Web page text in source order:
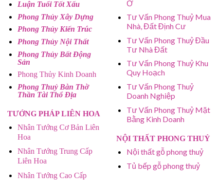
Luận Tuổi Tốt Xấu
Phong Thủy Xây Dựng
Phong Thủy Kiến Trúc
Phong Thủy Nội Thất
Phong Thủy Bất Động
Sản
Phong Thủy Kinh Doanh
Phong Thuỷ Bàn Thờ
Thần Tài Thổ Địa
TƯỚNG PHÁP LIÊN HOA
Nhân Tướng Cơ Bản Liên
Hoa
Nhân Tướng Trung Cấp
Liên Hoa
Nhân Tướng Cao Cấp
Ở
Tư Vấn Phong Thuỷ Mua
Nhà, Đất Định Cư
Tư Vấn Phong Thuỷ Đầu
Tư Nhà Đất
Tư Vấn Phong Thuỷ Khu
Quy Hoạch
Tư Vấn Phong Thuỷ
Doanh Nghiệp
Tư Vấn Phong Thuỷ Mặt
Bằng Kinh Doanh
NỘI THẤT PHONG THUỶ
Nội thất gỗ phong thuỷ
Tủ bếp gỗ phong thuỷ